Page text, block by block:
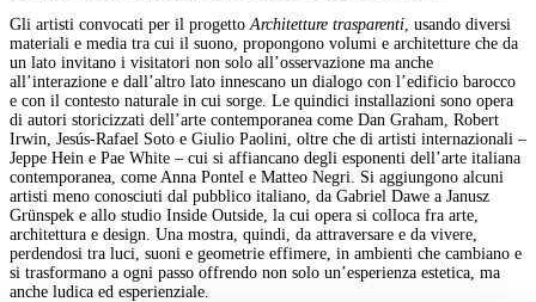
Gli artisti convocati per il progetto Architetture trasparenti , usando diversi
materiali e media tra cui il suono, propongono volumi e architetture che da
un lato invitano i visitatori non solo all’osservazione ma anche
all’interazione e dall’altro lato innescano un dialogo con l’edificio barocco
e con il contesto naturale in cui sorge. Le quindici installazioni sono opera
di autori storicizzati dell’arte contemporanea come Dan Graham, Robert
Irwin, Jesús-Rafael Soto e Giulio Paolini, oltre che di artisti internazionali –
Jeppe Hein e Pae White – cui si affiancano degli esponenti dell’arte italiana
contemporanea, come Anna Pontel e Matteo Negri. Si aggiungono alcuni
artisti meno conosciuti dal pubblico italiano, da Gabriel Dawe a Janusz
Grünspek e allo studio Inside Outside, la cui opera si colloca fra arte,
architettura e design. Una mostra, quindi, da attraversare e da vivere,
perdendosi tra luci, suoni e geometrie effimere, in ambienti che cambiano e
si trasformano a ogni passo offrendo non solo un’esperienza estetica, ma
anche ludica ed esperienziale.